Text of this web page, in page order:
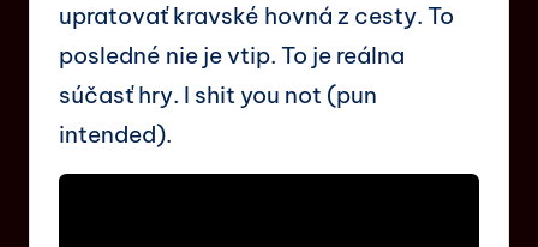
upratovať kravské hovná z cesty. To
posledné nie je vtip. To je reálna
súčasť hry. I shit you not (pun
intended).